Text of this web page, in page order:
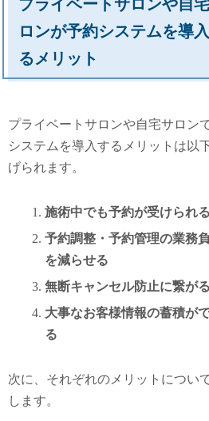
プライベートサロンや自
ロンが予約システムを導
るメリット
プライベートサロンや自宅サロン
システムを導入するメリットは以
げられます。
施術中でも予約が受けられる
予約調整・予約管理の業務
を減らせる
無断キャンセル防止に繋がる
大事なお客様情報の蓄積が
る
次に、それぞれのメリットについ
します。